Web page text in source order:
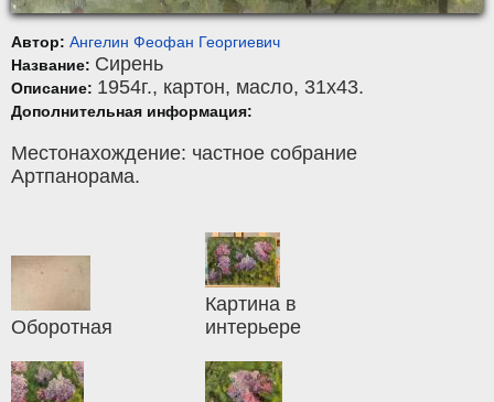
Автор: Ангелин Феофан Георгиевич
Название: Сирень
Описание: 1954г., картон, масло, 31x43.
Дополнительная информация:
Местонахождение: частное собрание
Артпанорама.
Оборотная
Картина в
интерьере